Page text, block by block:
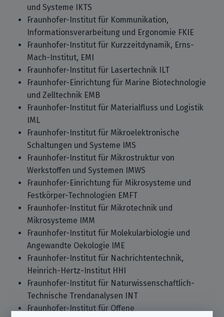
und Systeme IKTS
Fraunhofer-Institut für Kommunikation,
Informationsverarbeitung und Ergonomie FKIE
Fraunhofer-Institut für Kurzzeitdynamik, Erns-
Mach-Institut, EMI
Fraunhofer-Institut für Lasertechnik ILT
Fraunhofer-Einrichtung für Marine Biotechnologie
und Zelltechnik EMB
Fraunhofer-Institut für Materialfluss und Logistik
IML
Fraunhofer-Institut für Mikroelektronische
Schaltungen und Systeme IMS
Fraunhofer-Institut für Mikrostruktur von
Werkstoffen und Systemen IMWS
Fraunhofer-Einrichtung für Mikrosysteme und
Festkörper-Technologien EMFT
Fraunhofer-Institut für Mikrotechnik und
Mikrosysteme IMM
Fraunhofer-Institut für Molekularbiologie und
Angewandte Oekologie IME
Fraunhofer-Institut für Nachrichtentechnik,
Heinrich-Hertz-Institut HHI
Fraunhofer-Institut für Naturwissenschaftlich-
Technische Trendanalysen INT
Fraunhofer-Institut für Offene